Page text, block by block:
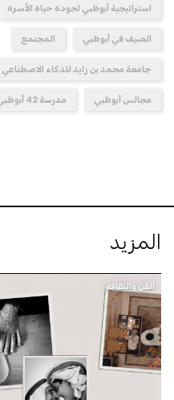
استراتيجية أبوظبي لجودة حياة الأسرة
الصيف في أبوظبي المجتمع
جامعة محمد بن زايد للذكاء الاصطناعي
مجالس أبوظبي مدرسة 42 أبوظبي
المزيد
الفن والثقافة